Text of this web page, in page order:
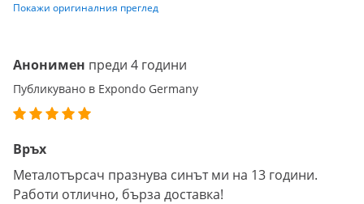
Покажи оригиналния преглед
Анонимен преди 4 години
Публикувано в Expondo Germany
Връх
Металотърсач празнува синът ми на 13 години.
Работи отлично, бърза доставка!